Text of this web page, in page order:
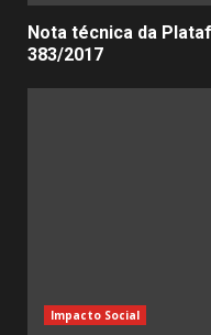
Nota técnica da
383/2017
Impacto Social